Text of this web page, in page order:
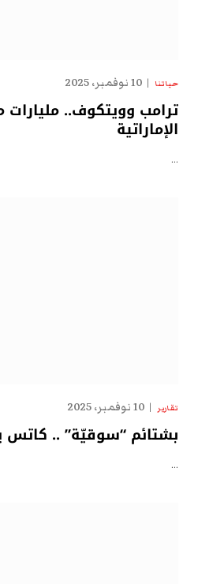
حياتنا 10 نوفمبر، 2025
ترامب وويتكوف..
الإماراتية
…
تقارير 10 نوفمبر، 2025
بشتائم “سوقيّة” .. كاتس
…